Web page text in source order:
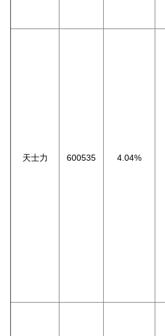
天士力 600535 4.04%